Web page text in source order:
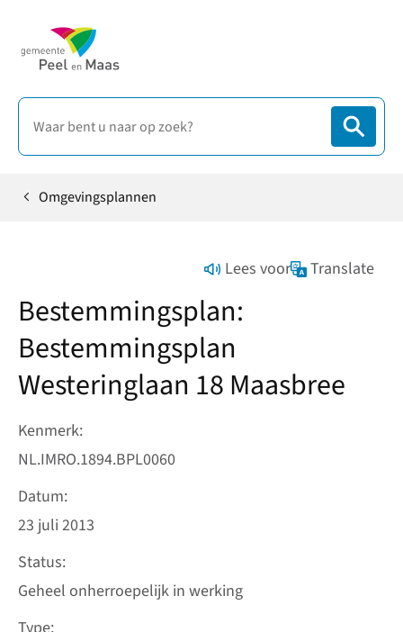
HomeOmgevingsplannen
Lees voor Translate
Bestemmingsplan:
Bestemmingsplan
Westeringlaan 18 Maasbree
Kenmerk
NL.IMRO.1894.BPL0060
Datum
23 juli 2013
Status
Geheel onherroepelijk in werking